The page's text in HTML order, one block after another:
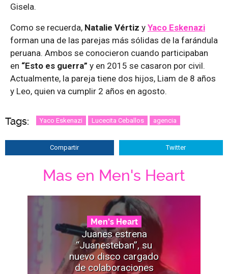
Gisela.
Como se recuerda, Natalie Vértiz y Yaco Eskenazi
forman una de las parejas más sólidas de la farándula
peruana. Ambos se conocieron cuando participaban
en “Esto es guerra” y en 2015 se casaron por civil.
Actualmente, la pareja tiene dos hijos, Liam de 8 años
y Leo, quien va cumplir 2 años en agosto.
Tags: Yaco Eskenazi Lucecita Ceballos agencia
Compartir Twitter
Mas en Men's Heart
Men's Heart
Juanes estrena
“Juanesteban”, su
nuevo disco cargado
de colaboraciones